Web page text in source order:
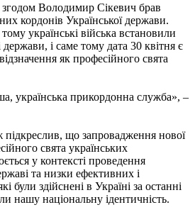
Володимир Сікевич брав
кордонів Української держави.
українські війська встановили
і саме тому дата 30 квітня є
як професійного свята
українська прикордонна служба», –
що запровадження нової
свята українських
у контексті проведення
та низки ефективних і
були здійснені в Україні за останні
нашу національну ідентичність.